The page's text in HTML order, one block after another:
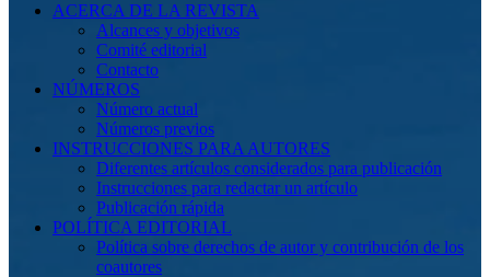
ACERCA DE LA REVISTA
Alcances y objetivos
Comité editorial
Contacto
NÚMEROS
Número actual
Números previos
INSTRUCCIONES PARA AUTORES
Diferentes artículos considerados para publicación
Instrucciones para redactar un artículo
Publicación rápida
POLÍTICA EDITORIAL
Política sobre derechos de autor y contribución de los
coautores